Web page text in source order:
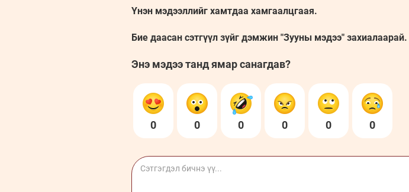
Үнэн мэдээллийг хамтдаа хамгаалцгаая.
Бие даасан сэтгүүл зүйг дэмжин "Зууны мэдээ" захиалаарай.
Энэ мэдээ танд ямар санагдав?
0 0 0 0 0 0